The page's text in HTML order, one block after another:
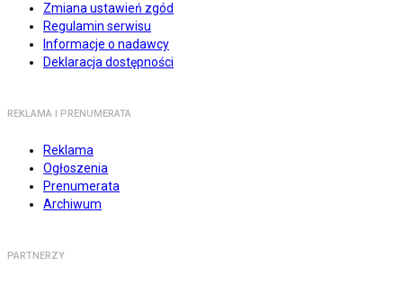
Zmiana ustawień zgód
Regulamin serwisu
Informacje o nadawcy
Deklaracja dostępności
REKLAMA I PRENUMERATA
Reklama
Ogłoszenia
Prenumerata
Archiwum
PARTNERZY